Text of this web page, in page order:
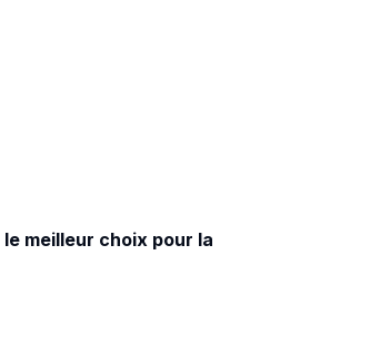
le meilleur choix pour la